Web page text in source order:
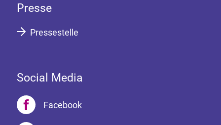
Presse
Pressestelle
Social Media
Facebook